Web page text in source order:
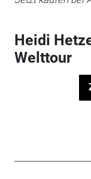
Heidi
Welttour